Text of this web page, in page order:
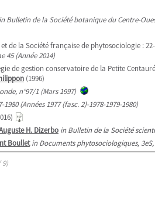
in Bulletin de la Société botanique du Centre-
la Société française de phytosociologie :
45 (Année 2014)
de gestion conservatoire de la Petite
(1996)
n°97/1 (Mars 1997)
(Années 1977 (fasc. 2)-1978-1979-1980)
H. Dizerbo in Bulletin de la Société
Boullet in Documents phytosociologiques, 3eS,
9)